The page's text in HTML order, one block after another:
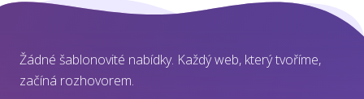
Žádné šablonovité nabídky. Každý web, který tvoříme,
začíná rozhovorem.